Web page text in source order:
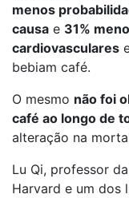
menos
causa e 31%
cardiovasculares
bebiam café.
O mesmo não foi
café ao longo de
alteração na
Lu Qi, professor
Harvard e um dos